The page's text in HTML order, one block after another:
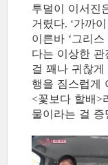
투덜이 이서진
거렸다. ‘가까
이른바 ‘그리스
다는 이상한
걸 꽤나 귀찮
행을 짐스럽게
<꽃보다 할배>
물이라는 걸 증